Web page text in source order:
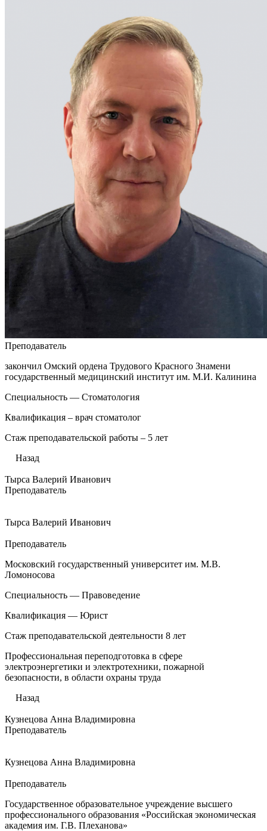
Преподаватель
закончил Омский ордена Трудового Красного Знамени
государственный медицинский институт им. М.И. Калинина
Специальность — Стоматология
Квалификация – врач стоматолог
Стаж преподавательской работы – 5 лет
Назад
Тырса Валерий Иванович
Преподаватель
Тырса Валерий Иванович
Преподаватель
Московский государственный университет им. М.В.
Ломоносова
Специальность — Правоведение
Квалификация — Юрист
Стаж преподавательской деятельности 8 лет
Профессиональная переподготовка в сфере
электроэнергетики и электротехники, пожарной
безопасности, в области охраны труда
Назад
Кузнецова Анна Владимировна
Преподаватель
Кузнецова Анна Владимировна
Преподаватель
Государственное образовательное учреждение высшего
профессионального образования «Российская экономическая
академия им. Г.В. Плеханова»